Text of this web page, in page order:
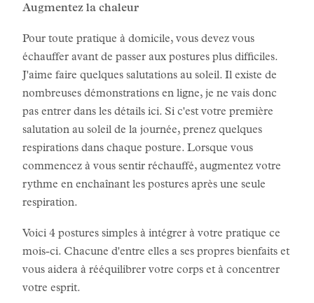
Augmentez la chaleur
Pour toute pratique à domicile, vous devez vous
échauffer avant de passer aux postures plus difficiles.
J'aime faire quelques salutations au soleil. Il existe de
nombreuses démonstrations en ligne, je ne vais donc
pas entrer dans les détails ici. Si c'est votre première
salutation au soleil de la journée, prenez quelques
respirations dans chaque posture. Lorsque vous
commencez à vous sentir réchauffé, augmentez votre
rythme en enchaînant les postures après une seule
respiration.
Voici 4 postures simples à intégrer à votre pratique ce
mois-ci. Chacune d'entre elles a ses propres bienfaits et
vous aidera à rééquilibrer votre corps et à concentrer
votre esprit.